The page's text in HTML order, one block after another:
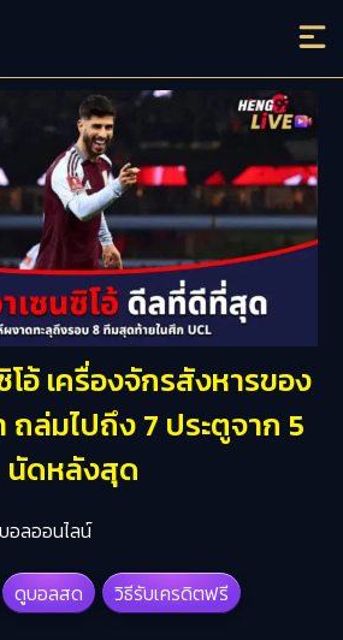
โอ้ เครื่องจักรสังหารของ
ล่มไปถึง 7 ประตูจาก 5
นัดหลังสุด
อลออนไลน์
ดูบอลสด วิธีรับเครดิตฟรี